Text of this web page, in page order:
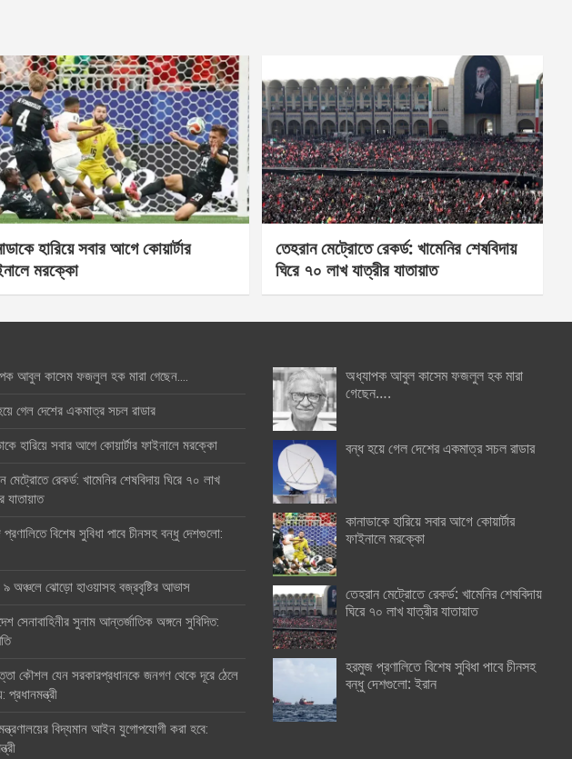
হারিয়ে সবার আগে কোয়ার্টার
মরক্কো
তেহরান মেট্রোতে রেকর্ড: খামেনির শেষবিদায়
ঘিরে ৭০ লাখ যাত্রীর যাতায়াত
আবুল কাসেম ফজলুল হক মারা গেছেন….
গেল দেশের একমাত্র সচল রাডার
হারিয়ে সবার আগে কোয়ার্টার ফাইনালে মরক্কো
মেট্রোতে রেকর্ড: খামেনির শেষবিদায় ঘিরে ৭০ লাখ
যাতায়াত
বিশেষ সুবিধা পাবে চীনসহ বন্ধু দেশগুলো:
৯ অঞ্চলে ঝোড়ো হাওয়াসহ বজ্রবৃষ্টির আভাস
সেনাবাহিনীর সুনাম আন্তর্জাতিক অঙ্গনে সুবিদিত:
কৌশল যেন সরকারপ্রধানকে জনগণ থেকে দূরে ঠেলে
প্রধানমন্ত্রী
বিদ্যমান আইন যুগোপযোগী করা হবে:
অধ্যাপক আবুল কাসেম ফজলুল হক মারা
গেছেন….
বন্ধ হয়ে গেল দেশের একমাত্র সচল রাডার
কানাডাকে হারিয়ে সবার আগে কোয়ার্টার
ফাইনালে মরক্কো
তেহরান মেট্রোতে রেকর্ড: খামেনির শেষবিদায়
ঘিরে ৭০ লাখ যাত্রীর যাতায়াত
হরমুজ প্রণালিতে বিশেষ সুবিধা পাবে চীনসহ
বন্ধু দেশগুলো: ইরান